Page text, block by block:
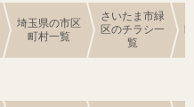
埼玉県の市区
町村一覧
さいたま市緑
区のチラシ一
覧